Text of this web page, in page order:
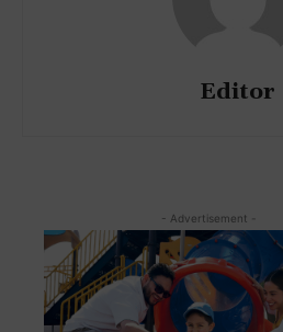
Editor
- Advertisement -